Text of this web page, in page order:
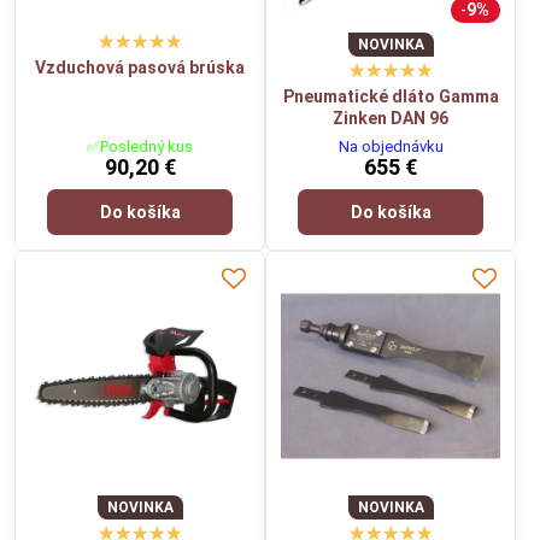
Vzduchová pasová brúska
✅Posledný kus
90,20 €
Do košíka
9%
NOVINKA
Pneumatické dláto Gamma
Zinken DAN 96
Na objednávku
655 €
Do košíka
NOVINKA NOVINKA